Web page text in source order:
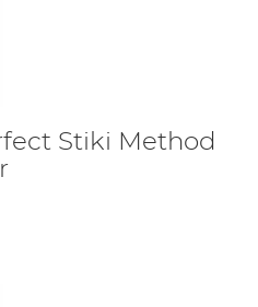
Stiki Method